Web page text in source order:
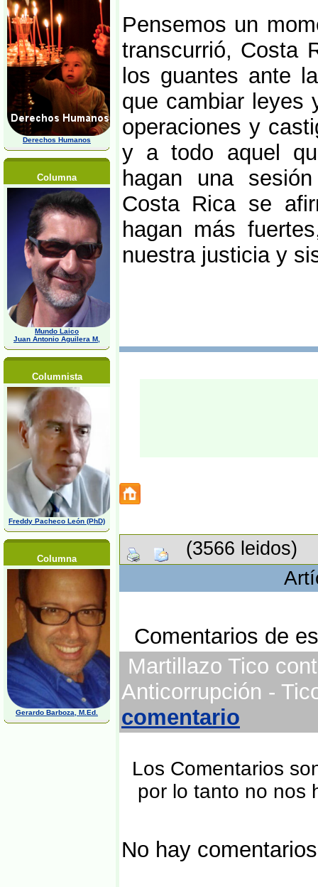
Derechos Humanos
Columna
Mundo Laico
Juan Antonio Aguilera M,
Columnista
Freddy Pacheco León (PhD)
Columna
Gerardo Barboza, M.Ed.
Pensemos un
transcurrió, Costa
los guantes ante
que cambiar leyes
operaciones y
y a todo aquel
hagan una
Costa Rica se
hagan más
nuestra justicia y
(3566 leidos)
Comentarios de
Martillazo Tico
Anticorrupción -
comentario
Los Comentarios
por lo tanto no nos
No hay